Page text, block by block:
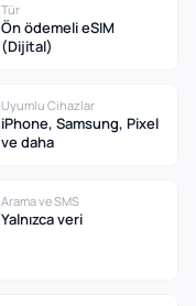
Tür
Ön ödemeli eSIM
(Dijital)
Uyumlu Cihazlar
iPhone, Samsung, Pixel
ve daha
Arama ve SMS
Yalnızca veri